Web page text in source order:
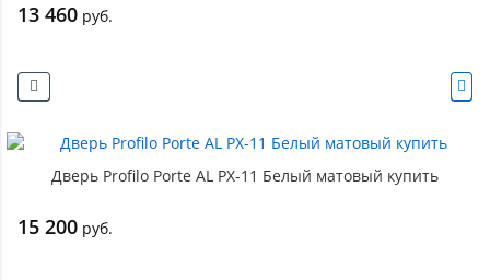
13 460 руб.
Дверь Profilo Porte AL PX-11 Белый матовый купить
15 200 руб.